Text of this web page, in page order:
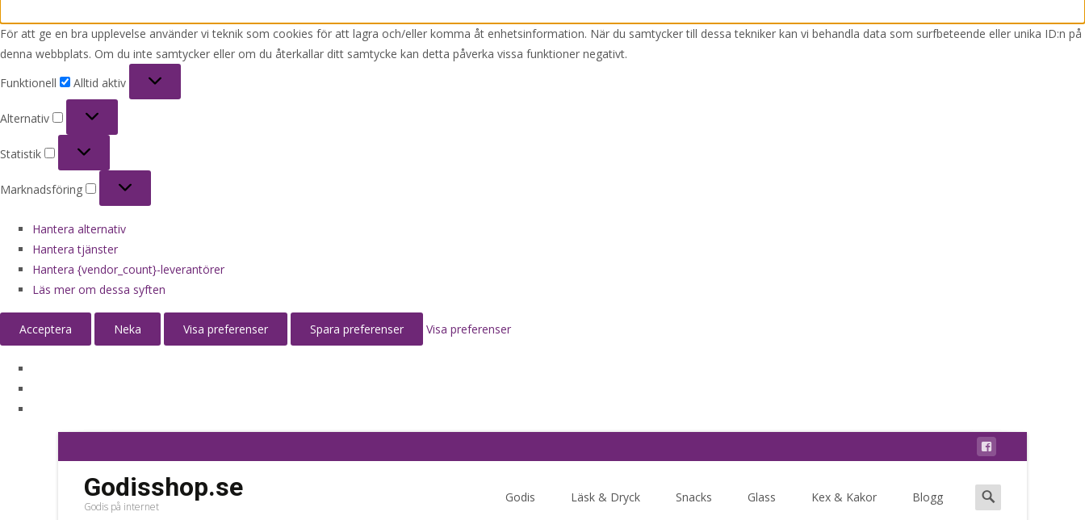
För att ge en bra upplevelse använder vi teknik som cookies för att lagra och/eller komma åt enhetsinformation. När du samtycker till dessa tekniker kan vi behandla data som surfbeteende eller unika ID:n på
denna webbplats. Om du inte samtycker eller om du återkallar ditt samtycke kan detta påverka vissa funktioner negativt.
Funktionell
Alltid aktiv
Alternativ
Statistik
Marknadsföring
Hantera alternativ
Hantera tjänster
Hantera {vendor_count}-leverantörer
Läs mer om dessa syften
Acceptera Neka Visa preferenser Spara preferenser Visa preferenser
Godisshop.se
Godis på internet
Godis Läsk & Dryck Snacks Glass Kex & Kakor Blogg
Search
for: